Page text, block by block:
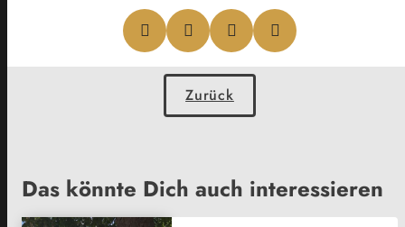
Zurück
Das könnte Dich auch interessieren